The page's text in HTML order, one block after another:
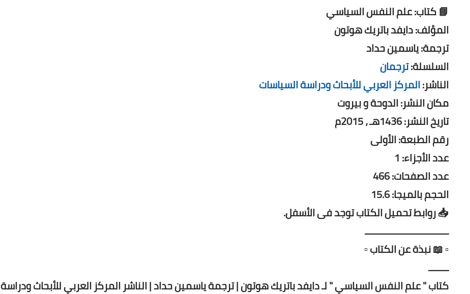
📘 كتاب: علم النفس السياسي
المؤلف: دايفد باتريك هوتون
ترجمة: ياسمين حداد
السلسلة:ترجمان
الناشر:المركز العربي للأبحاث ودراسة السياسات
مكان النشر: الدوحة و بيروت
تاريخ النشر: 1436هـ ، 2015م
رقم الطبعة: الأولى
عدد الأجزاء: 1
عدد الصفحات: 466
الحجم بالميجا: 15.6
📥 روابط تحميل الكتاب توجد فى الأسفل.
ـــــــــــــــــــــــــــــــــ
▫️ 📖 نبذة عن الكتاب ▫️
ــــــــ
كتاب " علم النفس السياسي " لـ دايفد باتريك هوتون | ترجمة ياسمين حداد | الناشر المركز العربي للأبحاث ودراسة